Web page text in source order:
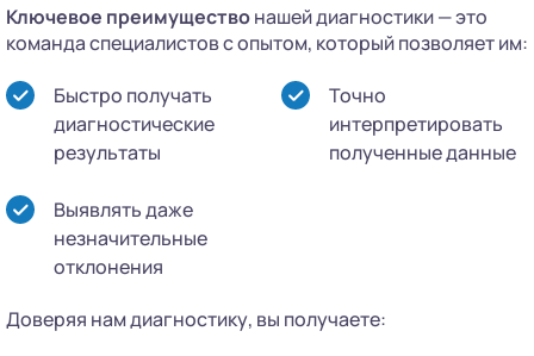
Ключевое преимуществонашей диагностики — это
команда специалистов с опытом, который позволяет им:
Быстро получать
диагностические
результаты
Точно
интерпретировать
полученные данные
Выявлять даже
незначительные
отклонения
Доверяя нам диагностику, вы получаете: